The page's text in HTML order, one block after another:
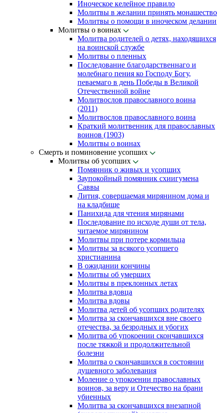
Иноческое келейное правило
Молитвы в желании принять монашество
Молитвы о помощи в иноческом делании
Молитвы о воинах
Молитва родителей о детях, находящихся
на воинской службе
Молитвы о пленных
Последование благодарственнаго и
молебнаго пения ко Господу Богу,
певаемаго в день Победы в Великой
Отечественной войне
Молитвослов православного воина
(2011)
Молитвослов православного воина
Краткий молитвенник для православных
воинов (1903)
Молитвы о воинах
Смерть и поминовение усопших
Молитвы об усопших
Помянник о живых и усопших
Заупокойный помянник схиигумена
Саввы
Лития, совершаемая мирянином дома и
на кладбище
Панихида для чтения мирянами
Последование по исходе души от тела,
читаемое мирянином
Молитвы при потере кормильца
Молитвы за всякого усопшего
христианина
В ожидании кончины
Молитвы об умерших
Молитвы в преклонных летах
Молитва вдовца
Молитва вдовы
Молитва детей об усопших родителях
Молитва за скончавшихся вне своего
отечества, за безродных и убогих
Молитва об упокоении скончавшихся
после тяжкой и продолжительной
болезни
Молитва о скончавшихся в состоянии
душевного заболевания
Моление о упокоении православных
воинов, за веру и Отечество на брани
убиенных
Молитва за скончавшихся внезапной